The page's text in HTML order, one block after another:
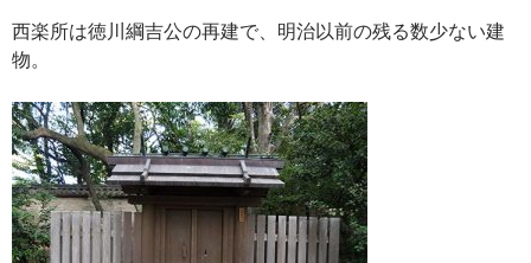
西楽所は徳川綱吉公の再建で、明治以前の残る数少ない建
物。